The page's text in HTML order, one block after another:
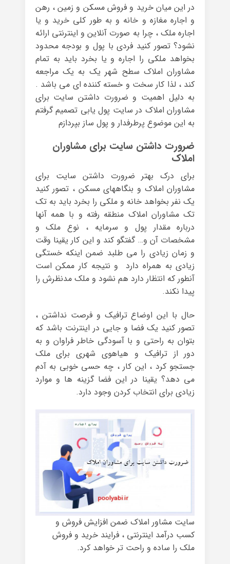
در این میان خرید و فروش مسکن و زمین ، رهن
و اجاره مغازه و خانه و به طور کلی خرید و یا
اجاره ملک ، چرا به صورت آنلاین و اینترنتی ارائه
نشود؟ تصور کنید فردی با پول و بودجه محدود
بخواهد ملکی را اجاره و یا بخرد باید به تمام
مشاوران املاک سطح شهر یک به یک مراجعه
کند ، لذا کار سخت و خسته کننده ای می باشد .
به دلیل اهمیت و ضرورت داشتن سایت برای
مشاوران املاک در سایت پول یابی تصمیم گرفتم
به این موضوع پرطرفدار و پول ساز بپردازم
ضرورت داشتن سایت برای مشاوران
املاک
برای درک بهتر ضرورت داشتن سایت برای
مشاوران املاک و بنگاههای مسکن ، تصور کنید
یک نفر بخواهد خانه و ملکی را بخرد باید به تک
تک مشاوران املاک منطقه رفته و با همه آنها
درباره مقدار پول و سرمایه ، نوع ملک و
مشخصات آن و… گفتگو کند و این کار یقینا وقت
و زمان زیادی را می طلبد ضمن اینکه خستگی
زیادی به همراه دارد و نتیجه کار ممکن است
آنطور که انتظار دارد هم نشود و ملک مدنظرش را
پیدا نکند.
حال با این اوضاع ترافیک و فرصت نداشتن ،
تصور کنید یک فضا و جایی در اینترنت باشد که
بتوان به راحتی و با آسودگی خاطر فراوان و به
دور از ترافیک و هیاهوی شهری برای ملک
جستجو کرد ، این کار ، چه حسی خوبی به آدم
می دهد؟ یقینا در این فضا گزینه ها و موارد
زیادی برای انتخاب کردن وجود دارد.
سایت مشاور املاک ضمن افزایش فروش و
کسب درآمد اینترنتی ، فرایند خرید و فروش
ملک را ساده و راحت تر خواهد کرد.